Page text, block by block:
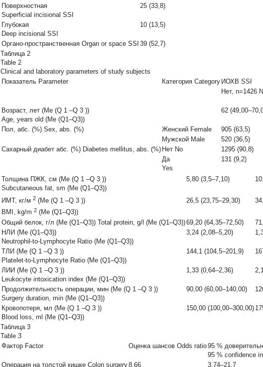
Поверхностная
Superficial incisional SSI
25 (33,8)
Глубокая
Deep incisional SSI
10 (13,5)
Органо-пространственная Organ or space SSI 39 (52,7)
Таблица 2
Table 2
Clinical and laboratory parameters of study subjects
Показатель Parameter
Категория Category ИОХВ SSI
Нет, n=1426
Возраст, лет (Ме (Q 1 –Q 3 ))
Age, years old (Ме (Q1–Q3))
62
Пол, абс. (%) Sex, abs. (%) Женский Female 905 (63,5)
Мужской Male
520 (36,5)
Сахарный диабет абс. (%) Diabetes mellitus, abs. (%) Нет No 1295 (90,8)
Да
Yes
131 (9,2)
Толщина ПЖК, см (Ме (Q 1 –Q 3 ))
Subcutaneous fat, sm (Ме (Q1–Q3))
5,80 (3,5–7,10)
ИМТ, кг/м 2 (Ме (Q 1 –Q 3 ))
BMI, kg/m 2 (Ме (Q1–Q3))
26,5 (23,75–29,30)
Общий белок, г/л (Ме (Q1–Q3)) Total protein, g/l (Ме (Q1–Q3))69,20 (64,35–72,50)
НЛИ (Ме (Q1–Q3))
Neutrophil-to-Lymphocyte Ratio (Ме (Q1–Q3))
3,24 (2,08–5,20)
ТЛИ (Ме (Q 1 –Q 3 ))
Platelet-to-Lymphocyte Ratio (Ме (Q1–Q3))
144,1 (104,5–201,9)
ЛИИ (Ме (Q 1 –Q 3 ))
Leukocyte intoxication index (Ме (Q1–Q3))
1,33 (0,64–2,36)
Продолжительность операции, мин (Ме (Q 1 –Q 3 ))
Surgery duration, min (Ме (Q1–Q3))
90,00 (60,00–140,00)
Кровопотеря, мл (Ме (Q 1 –Q 3 ))
Blood loss, ml (Ме (Q1–Q3))
150,00 (100,00–300,00)
Таблица 3
Table 3
Фактор Factor
Оценка шансов Odds ratio95 %
95 % confidence
Операция на толстой кишке Colon surgery8,66
3,74–21,7